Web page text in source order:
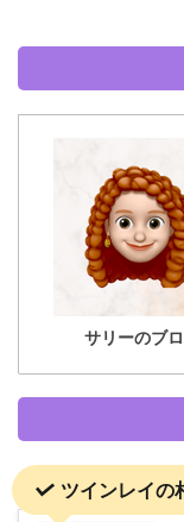
サリーのブ
ツインレイの